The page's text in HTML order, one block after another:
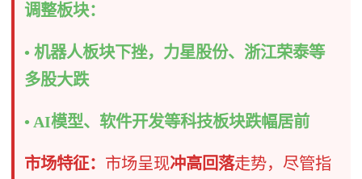
调整板块：
• 机器人板块下挫，力星股份、浙江荣泰等
多股大跌
• AI模型、软件开发等科技板块跌幅居前
市场特征： 市场呈现冲高回落走势，尽管指